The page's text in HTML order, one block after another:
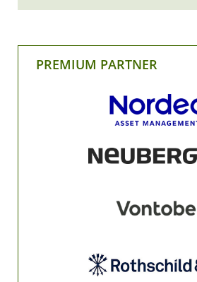
PREMIUM PARTNER